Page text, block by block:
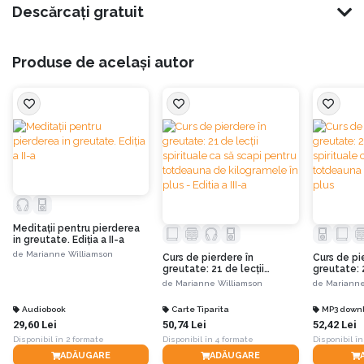
pozitiv și permanent atât mintea conștientă, cât și pe cea subconștientă.
interne și externe, iar mâncatul compulsiv nu este cu nimic diferit.
Principiile călăuzitoare ale acestor lecții prezente în carte sunt:
Corpul în sine este complet neutru. El nu provoacă nimic, este întru-
totul un efect, nu o cauză.
Cauza greutății excesive nu este nici dieta necorespunzătoare și nici
lipsa de mișcare. Mintea este cauza; corpul este efectul. Cauza
greutății excesive se află în minte.
Cauza greutății excesive este frica, ce reprezintă un loc din mintea
ta, unde iubirea este blocată.
Descărcați gratuit
Produse de același autor
Meditaţii pentru pierderea
in greutate. Ediția a II-a
de Marianne Williamson
Audiobook
29,60 Lei
Disponibil în 2 formate
ADĂUGARE
Curs de pierdere în
greutate: 21 de lecţii
spirituale ca să scapi pentru
de Marianne Williamson
Carte Tiparita
50,74 Lei
Disponibil în 4 formate
ADĂUGARE
Curs de
greutate:
spirituale
de
MP3
52,42 Lei
Disponibil